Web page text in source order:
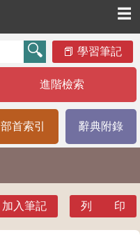
☰
學習筆記
進階檢索
部首索引 辭典附錄
加入筆記 列 印